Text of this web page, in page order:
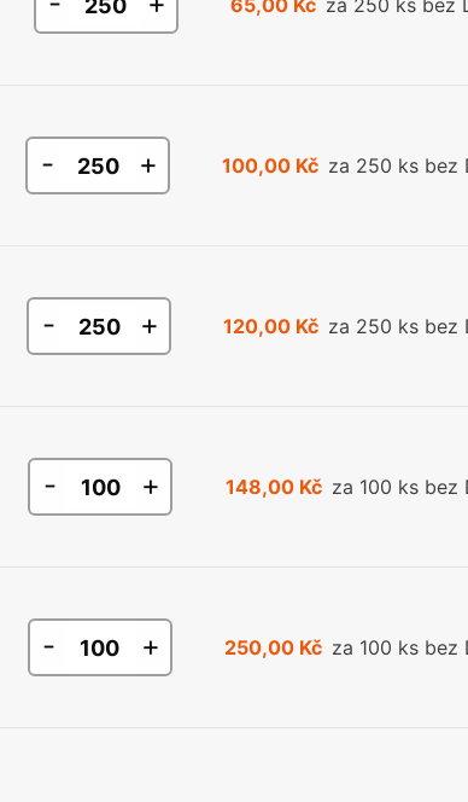
65,00 Kč za 250 ks bez
- + 100,00 Kč za 250 ks bez
- + 120,00 Kč za 250 ks bez
- + 148,00 Kč za 100 ks bez
- + 250,00 Kč za 100 ks bez